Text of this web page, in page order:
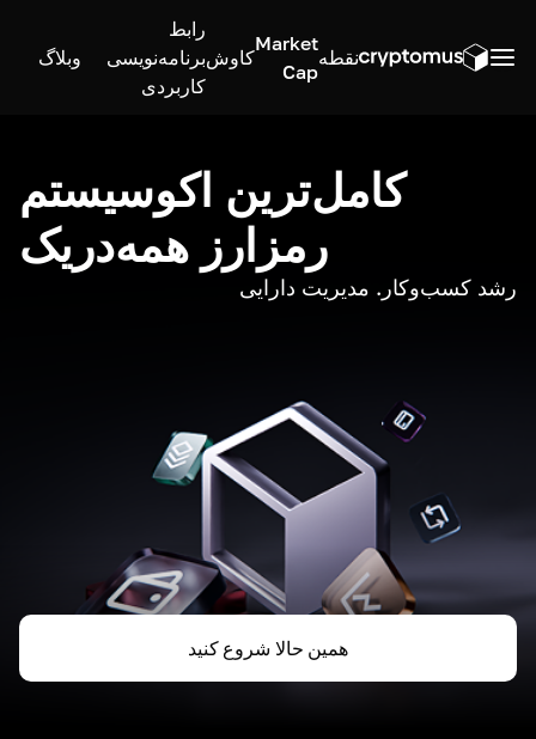
نقطه
Market
Cap
کاوش
رابط
برنامه‌نویسی
کاربردی
وبلاگ
کامل‌ترین اکوسیستم
رمزارز همه‌در‌یک
رشد کسب‌وکار. مدیریت دارایی
همین حالا شروع کنید